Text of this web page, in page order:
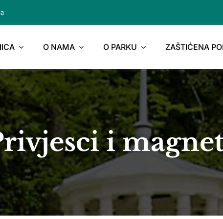
O NAMA O PARKU ZAŠTIĆENA
i